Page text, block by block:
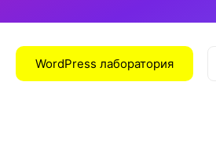
WordPress лаборатория